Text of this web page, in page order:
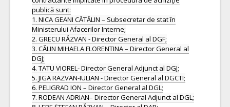
publică sunt:
1. NICA GEANI CĂTĂLIN – Subsecretar de stat în
Ministerului Afacerilor Interne;
2. GRECU RĂZVAN - Director General al DGF;
3. CĂLIN MIHAELA FLORENTINA – Director General al
DGJ;
4. TATU VIOREL- Director General Adjunct al DGJ;
5. JIGA RAZVAN-IULIAN - Director General al DGCTI;
6. PELIGRAD ION – Director General al DGL;
7. RODEAN ADRIAN– Director General Adjunct al DGL;